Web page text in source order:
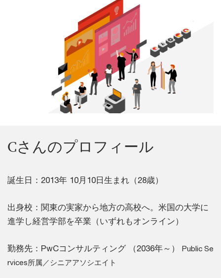
Cさんのプロフィール
誕生日：2013年 10月10日生まれ（28歳）
出身校：関東の実家から地方の高校へ。米国の大学に
進学し経営学部を卒業（いずれもオンライン）
勤務先：PwCコンサルティング （2036年～） Public Se
rvices所属／シニアアソシエイト